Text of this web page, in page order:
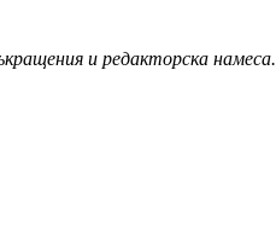
и редакторска намеса.